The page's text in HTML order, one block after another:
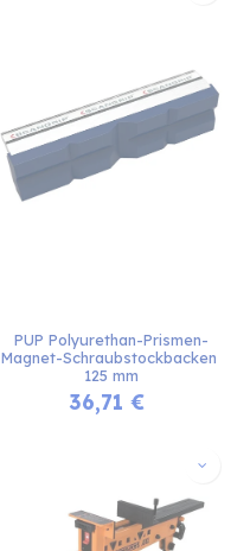
PUP Polyurethan-Prismen-
Magnet-Schraubstockbacken
125 mm
36,71 €